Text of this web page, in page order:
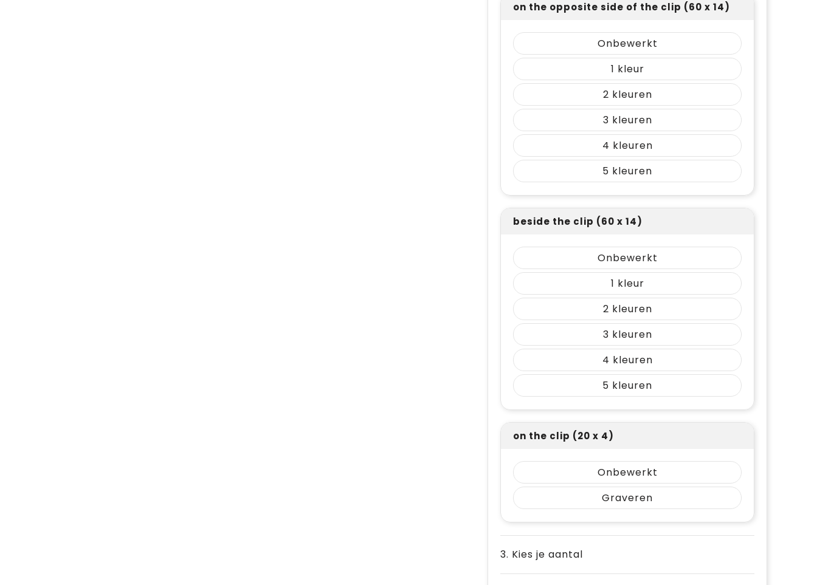
on the opposite side of the clip (60 x 14)
Onbewerkt
1
2
3
4
5
beside the clip (60 x 14)
Onbewerkt
1
2
3
4
5
on the clip (20 x 4)
Onbewerkt
Graveren
3. Kies je aantal